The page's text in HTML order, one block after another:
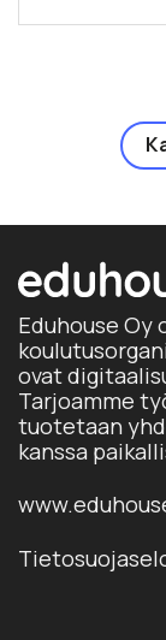
Eduhouse Oy
ovat
Tarjoamme
tuotetaan
kanssa